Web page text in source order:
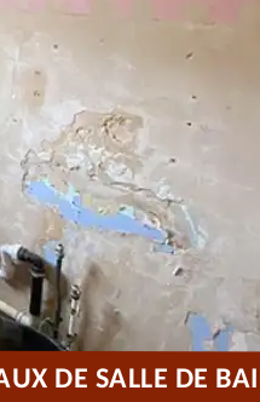
DE SALLE DE